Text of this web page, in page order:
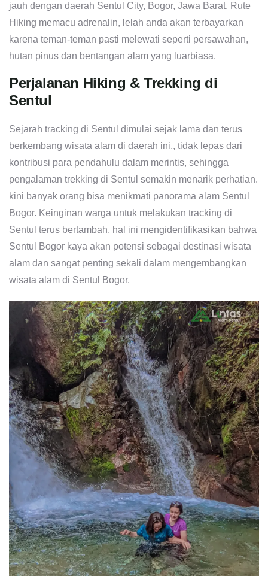
jauh dengan daerah Sentul City, Bogor, Jawa Barat. Rute
Hiking memacu adrenalin, lelah anda akan terbayarkan
karena teman-teman pasti melewati seperti persawahan,
hutan pinus dan bentangan alam yang luarbiasa.
Perjalanan Hiking & Trekking di
Sentul
Sejarah tracking di Sentul dimulai sejak lama dan terus
berkembang wisata alam di daerah ini,, tidak lepas dari
kontribusi para pendahulu dalam merintis, sehingga
pengalaman trekking di Sentul semakin menarik perhatian.
kini banyak orang bisa menikmati panorama alam Sentul
Bogor. Keinginan warga untuk melakukan tracking di
Sentul terus bertambah, hal ini mengidentifikasikan bahwa
Sentul Bogor kaya akan potensi sebagai destinasi wisata
alam dan sangat penting sekali dalam mengembangkan
wisata alam di Sentul Bogor.